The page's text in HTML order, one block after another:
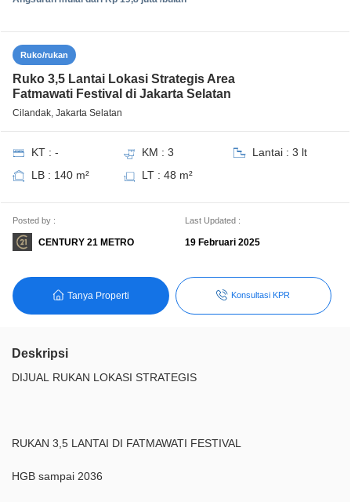
Ruko/rukan
Ruko 3,5 Lantai Lokasi Strategis Area
Fatmawati Festival di Jakarta Selatan
Cilandak, Jakarta Selatan
KT : - KM : 3
Lantai : 3 lt
LB : 140 m²
LT : 48 m²
Posted by :
CENTURY 21 METRO
Last Updated :
19 Februari 2025
Tanya Properti Konsultasi KPR
Deskripsi
DIJUAL RUKAN LOKASI STRATEGIS
RUKAN 3,5 LANTAI DI FATMAWATI FESTIVAL
HGB sampai 2036